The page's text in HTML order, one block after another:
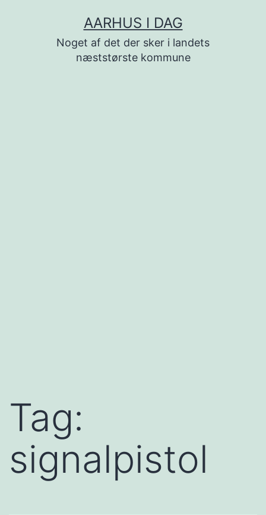
AARHUS I DAG
Noget af det der sker i landets
næststørste kommune
Tag:
signalpistol